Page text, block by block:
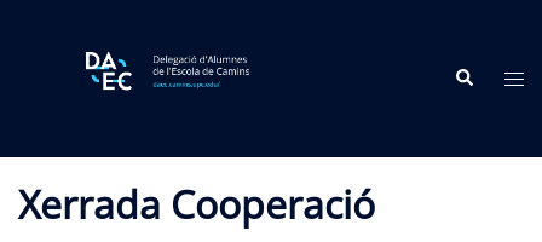
Search
Xerrada Cooperació